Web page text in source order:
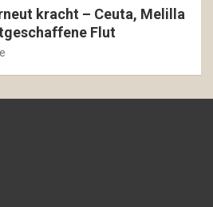
kracht – Ceuta, Melilla
Flut